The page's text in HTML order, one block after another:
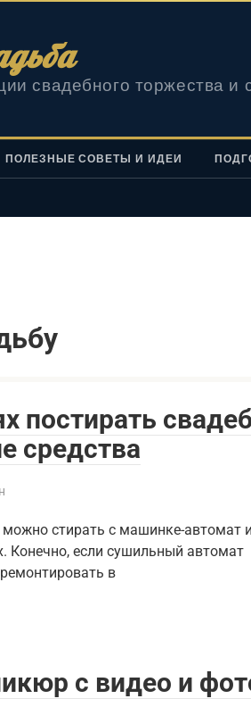
свадебного торжества и
ПОЛЕЗНЫЕ СОВЕТЫ И ИДЕИ
постирать
средства
стирать с машинке-автомат
если сушильный автомат
в
с видео и